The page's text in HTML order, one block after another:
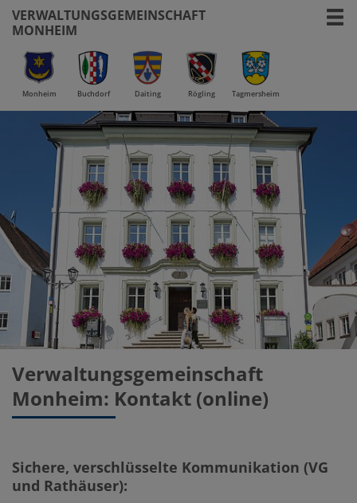
VERWALTUNGSGEMEINSCHAFT
MONHEIM
Monheim Buchdorf Daiting Rögling Tagmersheim
Verwaltungsgemeinschaft
Monheim: Kontakt (online)
Sichere, verschlüsselte Kommunikation (VG
und Rathäuser):